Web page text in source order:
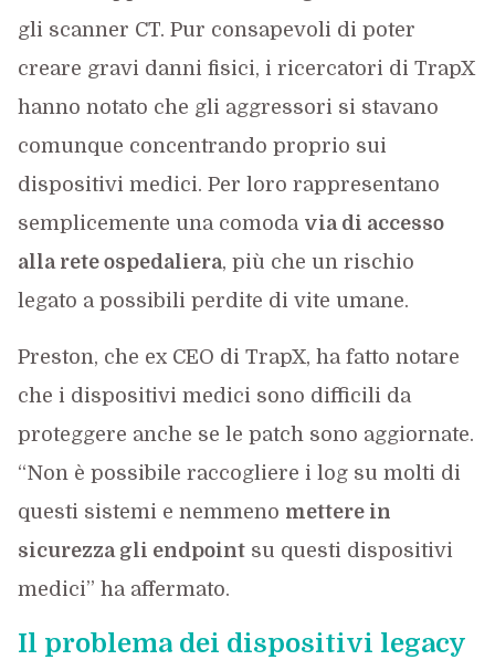
gli scanner CT. Pur consapevoli di poter
creare gravi danni fisici, i ricercatori di TrapX
hanno notato che gli aggressori si stavano
comunque concentrando proprio sui
dispositivi medici. Per loro rappresentano
semplicemente una comoda via di accesso
alla rete ospedaliera, più che un rischio
legato a possibili perdite di vite umane.
Preston, che ex CEO di TrapX, ha fatto notare
che i dispositivi medici sono difficili da
proteggere anche se le patch sono aggiornate.
“Non è possibile raccogliere i log su molti di
questi sistemi e nemmeno mettere in
sicurezza gli endpointsu questi dispositivi
medici” ha affermato.
Il problema dei dispositivi legacy